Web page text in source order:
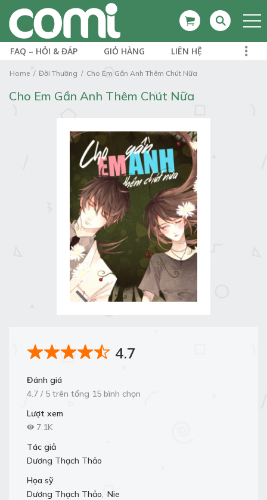
FAQ – HỎI & ĐÁP GIỎ HÀNG LIÊN HỆ
Home Đời Thường Cho Em Gần Anh Thêm Chút Nữa
Cho Em Gần Anh Thêm Chút Nữa
4.7
Đánh giá
4.7 / 5 trên tổng 15 bình chọn
Lượt xem
7.1K
Tác giả
Dương Thạch Thảo
Họa sỹ
Dương Thạch Thảo, Nie